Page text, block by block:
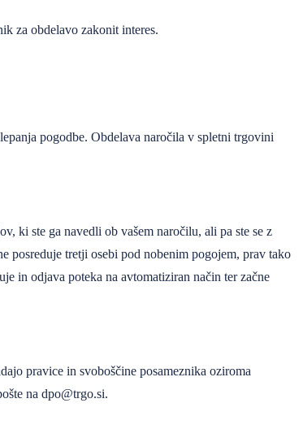
za obdelavo zakonit interes.
pogodbe. Obdelava naročila v spletni trgovini
ki ste ga navedli ob vašem naročilu, ali pa ste se z
posreduje tretji osebi pod nobenim pogojem, prav tako
in odjava poteka na avtomatiziran način ter začne
pravice in svoboščine posameznika oziroma
na dpo@trgo.si.